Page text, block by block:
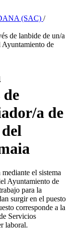
(SAC) /
de lanbide de un/a
de
a de
el sistema
Ayuntamiento de
para la
surgir en el puesto
corresponde a la
Servicios
laboral.